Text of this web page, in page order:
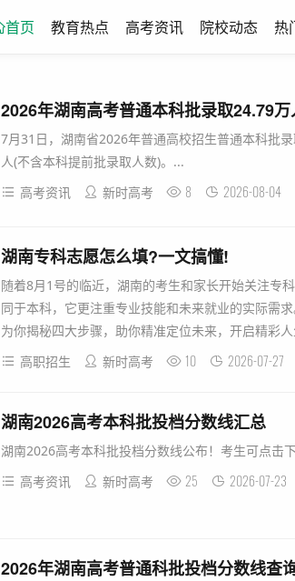
首页 教育热点 高考资讯 院校动态 热
2026年湖南高考普通本科批录取24.79万
7月31日，湖南省2026年普通高校招生普通本科批
人(不含本科提前批录取人数)。...
高考资讯
新时高考 8 2026-08-04
湖南专科志愿怎么填?一文搞懂!
随着8月1号的临近，湖南的考生和家长开始关注专
同于本科，它更注重专业技能和未来就业的实际需
为你揭秘四大步骤，助你精准定位未来，开启精彩
高职招生
新时高考 10 2026-07-27
湖南2026高考本科批投档分数线汇总
湖南2026高考本科批投档分数线公布！考生可点击
高考资讯
新时高考 25 2026-07-23
2026年湖南高考普通科批投档分数线查